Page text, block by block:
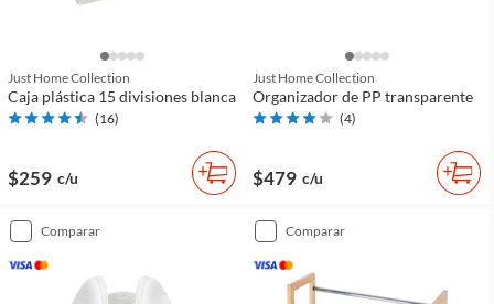
Just Home Collection
Caja plástica 15 divisiones blanca
(16)
$259 c/u
Just Home Collection
Organizador de PP transparente
(4)
$479 c/u
comparar comparar